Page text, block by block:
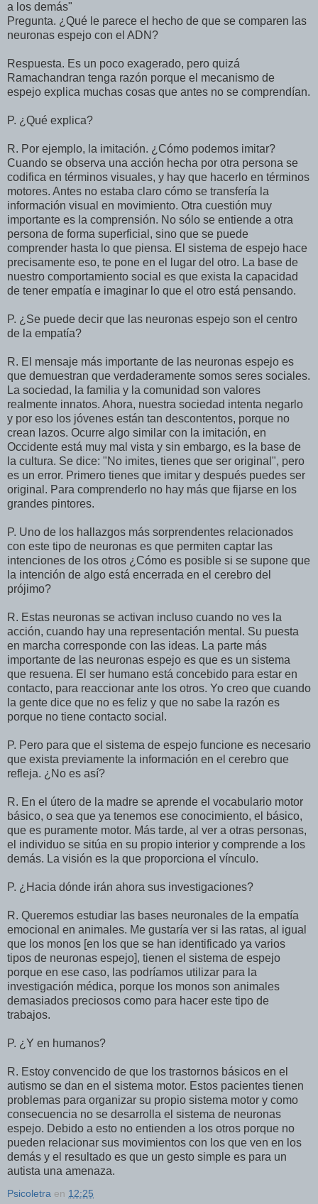
a los demás"
Pregunta. ¿Qué le parece el hecho de que se comparen las
neuronas espejo con el ADN?
Respuesta. Es un poco exagerado, pero quizá
Ramachandran tenga razón porque el mecanismo de
espejo explica muchas cosas que antes no se comprendían.
P. ¿Qué explica?
R. Por ejemplo, la imitación. ¿Cómo podemos imitar?
Cuando se observa una acción hecha por otra persona se
codifica en términos visuales, y hay que hacerlo en términos
motores. Antes no estaba claro cómo se transfería la
información visual en movimiento. Otra cuestión muy
importante es la comprensión. No sólo se entiende a otra
persona de forma superficial, sino que se puede
comprender hasta lo que piensa. El sistema de espejo hace
precisamente eso, te pone en el lugar del otro. La base de
nuestro comportamiento social es que exista la capacidad
de tener empatía e imaginar lo que el otro está pensando.
P. ¿Se puede decir que las neuronas espejo son el centro
de la empatía?
R. El mensaje más importante de las neuronas espejo es
que demuestran que verdaderamente somos seres sociales.
La sociedad, la familia y la comunidad son valores
realmente innatos. Ahora, nuestra sociedad intenta negarlo
y por eso los jóvenes están tan descontentos, porque no
crean lazos. Ocurre algo similar con la imitación, en
Occidente está muy mal vista y sin embargo, es la base de
la cultura. Se dice: "No imites, tienes que ser original", pero
es un error. Primero tienes que imitar y después puedes ser
original. Para comprenderlo no hay más que fijarse en los
grandes pintores.
P. Uno de los hallazgos más sorprendentes relacionados
con este tipo de neuronas es que permiten captar las
intenciones de los otros ¿Cómo es posible si se supone que
la intención de algo está encerrada en el cerebro del
prójimo?
R. Estas neuronas se activan incluso cuando no ves la
acción, cuando hay una representación mental. Su puesta
en marcha corresponde con las ideas. La parte más
importante de las neuronas espejo es que es un sistema
que resuena. El ser humano está concebido para estar en
contacto, para reaccionar ante los otros. Yo creo que cuando
la gente dice que no es feliz y que no sabe la razón es
porque no tiene contacto social.
P. Pero para que el sistema de espejo funcione es necesario
que exista previamente la información en el cerebro que
refleja. ¿No es así?
R. En el útero de la madre se aprende el vocabulario motor
básico, o sea que ya tenemos ese conocimiento, el básico,
que es puramente motor. Más tarde, al ver a otras personas,
el individuo se sitúa en su propio interior y comprende a los
demás. La visión es la que proporciona el vínculo.
P. ¿Hacia dónde irán ahora sus investigaciones?
R. Queremos estudiar las bases neuronales de la empatía
emocional en animales. Me gustaría ver si las ratas, al igual
que los monos [en los que se han identificado ya varios
tipos de neuronas espejo], tienen el sistema de espejo
porque en ese caso, las podríamos utilizar para la
investigación médica, porque los monos son animales
demasiados preciosos como para hacer este tipo de
trabajos.
P. ¿Y en humanos?
R. Estoy convencido de que los trastornos básicos en el
autismo se dan en el sistema motor. Estos pacientes tienen
problemas para organizar su propio sistema motor y como
consecuencia no se desarrolla el sistema de neuronas
espejo. Debido a esto no entienden a los otros porque no
pueden relacionar sus movimientos con los que ven en los
demás y el resultado es que un gesto simple es para un
autista una amenaza.
Psicoletra en 12:25